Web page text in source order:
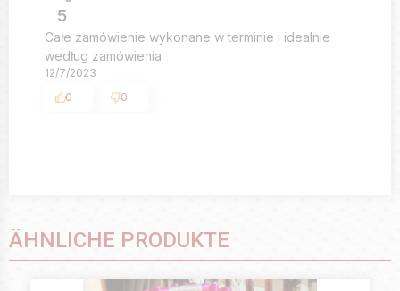
5
Całe zamówienie wykonane w terminie i idealnie
według zamówienia
12/7/2023
0
0
ÄHNLICHE PRODUKTE